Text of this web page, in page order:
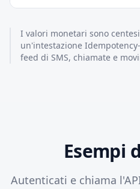
I valori monetari sono
un'intestazione
feed di SMS, chiamate e
Esempi
Autenticati e chiama